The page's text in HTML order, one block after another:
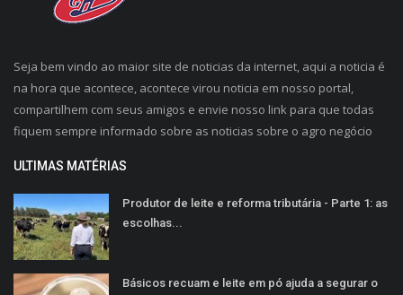
Seja bem vindo ao maior site de noticias da internet, aqui a noticia é
na hora que acontece, acontece virou noticia em nosso portal,
compartilhem com seus amigos e envie nosso link para que todas
fiquem sempre informado sobre as noticias sobre o agro negócio
ULTIMAS MATÉRIAS
Produtor de leite e reforma tributária - Parte 1: as
escolhas...
Básicos recuam e leite em pó ajuda a segurar o